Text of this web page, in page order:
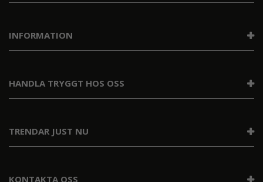
KONTAKTA OSS
INFORMATION
TRENDAR JUST NU
HANDLA TRYGGT HOS OSS